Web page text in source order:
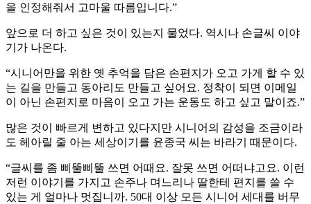
을 인정해줘서 고마울 따름입니다.”
앞으로 더 하고 싶은 것이 있는지 물었다. 역시나 손글씨 이야
기가 나온다.
“시니어만을 위한 옛 추억을 담은 손편지가 오고 가게 할 수 있
는 길을 만들고 동아리도 만들고 싶어요. 정착이 되면 이메일
이 아닌 손편지로 마음이 오고 가는 운동도 하고 싶고 말이죠.”
많은 것이 빠르게 변하고 있다지만 시니어의 감성을 조금이라
도 헤아릴 줄 아는 세상이기를 윤종국 씨는 바라기 때문이다.
“글씨를 좀 삐뚤삐뚤 쓰면 어때요. 잘못 쓰면 어떠냐고요. 이런
저런 이야기를 가지고 손주나 며느리나 딸한테 편지를 쓸 수
있는 게 얼마나 멋집니까. 50대 이상 모든 시니어 세대를 버무